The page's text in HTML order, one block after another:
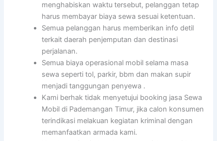
menghabiskan waktu tersebut, pelanggan tetap
harus membayar biaya sewa sesuai ketentuan.
Semua pelanggan harus memberikan info detil
terkait daerah penjemputan dan destinasi
perjalanan.
Semua biaya operasional mobil selama masa
sewa seperti tol, parkir, bbm dan makan supir
menjadi tanggungan penyewa .
Kami berhak tidak menyetujui booking jasa Sewa
Mobil di Pademangan Timur, jika calon konsumen
terindikasi melakuan kegiatan kriminal dengan
memanfaatkan armada kami.